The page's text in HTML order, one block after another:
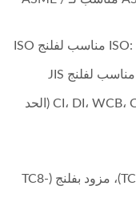
المادة: CI، DI، WCB، CF8، CF8M، ALBC3، A8904A (الحد
اتصال النهاية: وافر، مزود (TC8-2، TC8-3)، مزود بفلنج (TC8-